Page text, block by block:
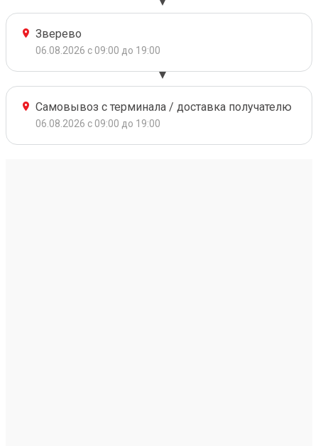
Зверево
06.08.2026 с 09:00 до 19:00
Самовывоз с терминала / доставка получателю
06.08.2026 с 09:00 до 19:00